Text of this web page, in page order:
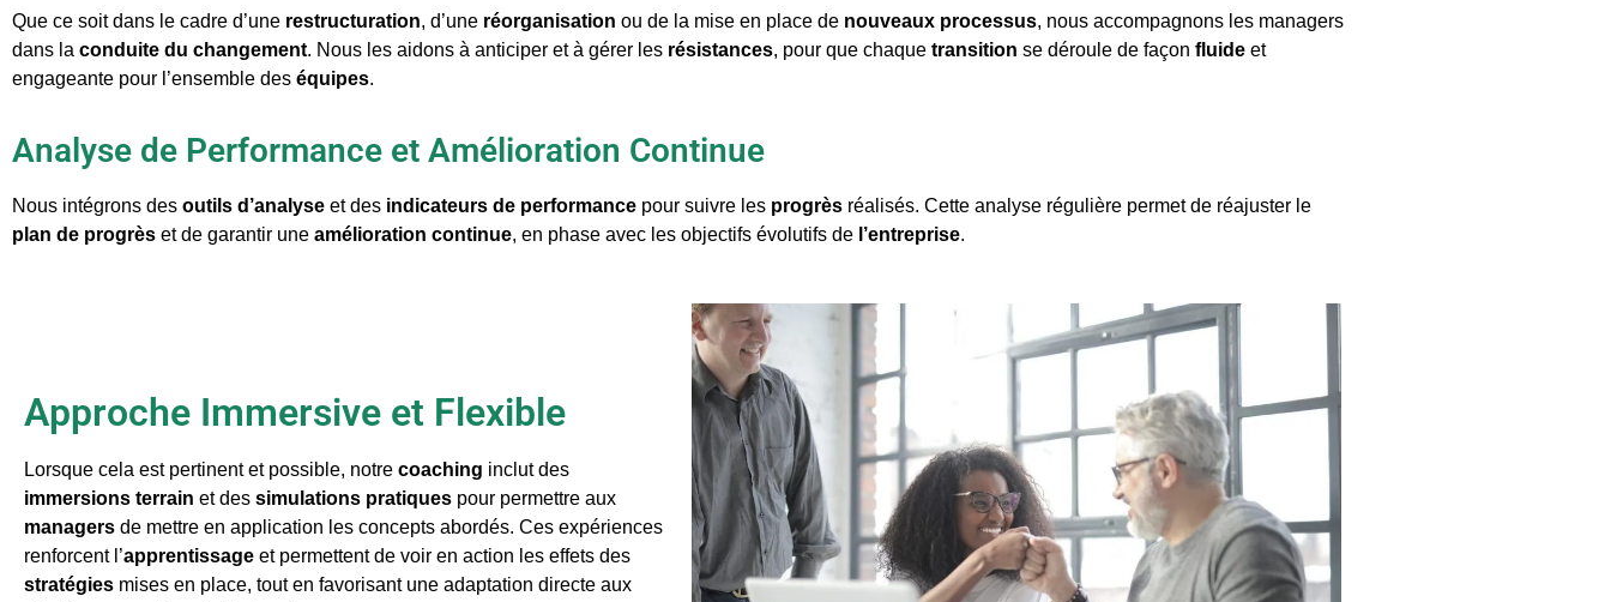
Que ce soit dans le cadre d’une restructuration, d’une réorganisation ou de la mise en place de nouveaux processus, nous accompagnons les managers
dans la conduite du changement. Nous les aidons à anticiper et à gérer les résistances, pour que chaque transition se déroule de façon fluide et
engageante pour l’ensemble des équipes.
Analyse de Performance et Amélioration Continue
Nous intégrons des outils d’analyse et des indicateurs de performance pour suivre les progrès réalisés. Cette analyse régulière permet de réajuster le
plan de progrès et de garantir une amélioration continue, en phase avec les objectifs évolutifs de l’entreprise.
Approche Immersive et Flexible
Lorsque cela est pertinent et possible, notre coaching inclut des
immersions terrain et des simulations pratiques pour permettre aux
managers de mettre en application les concepts abordés. Ces expériences
renforcent l’apprentissage et permettent de voir en action les effets des
stratégies mises en place, tout en favorisant une adaptation directe aux